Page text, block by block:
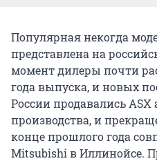
Популярная некогда
представлена на
момент дилеры почти
года выпуска, и новых
России продавались ASX
производства, и
конце прошлого года
Mitsubishi в Иллинойсе.